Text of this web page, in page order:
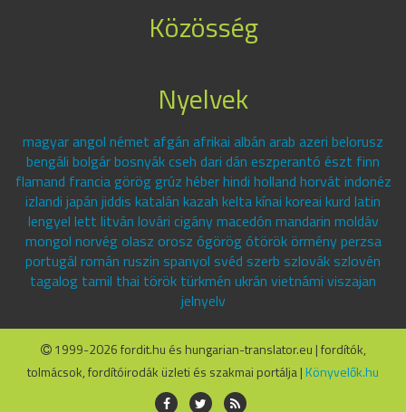
Közösség
Nyelvek
magyar angol német afgán afrikai albán arab azeri belorusz
bengáli bolgár bosnyák cseh dari dán eszperantó észt finn
flamand francia görög grúz héber hindi holland horvát indonéz
izlandi japán jiddis katalán kazah kelta kínai koreai kurd latin
lengyel lett litván lovári cigány macedón mandarin moldáv
mongol norvég olasz orosz ógörög ótörök örmény perzsa
portugál román ruszin spanyol svéd szerb szlovák szlovén
tagalog tamil thai török türkmén ukrán vietnámi viszajan
jelnyelv
1999-2026 fordit.hu és hungarian-translator.eu | fordítók,
tolmácsok, fordítóirodák üzleti és szakmai portálja | Könyvelők.hu